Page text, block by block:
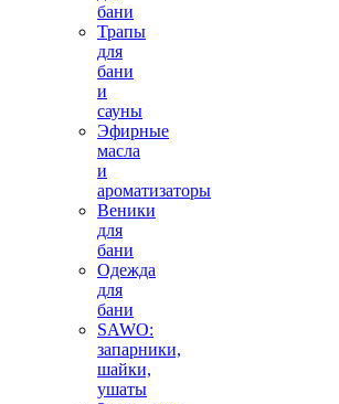
бани
Трапы
для
бани
и
сауны
Эфирные
масла
и
ароматизаторы
Веники
для
бани
Одежда
для
бани
SAWO:
запарники,
шайки,
ушаты